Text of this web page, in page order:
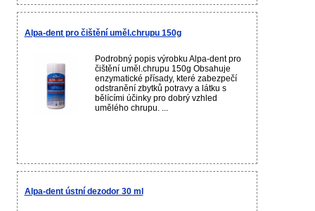
Alpa-dent pro čištění uměl.chrupu 150g
Podrobný popis výrobku Alpa-dent pro
čištění uměl.chrupu 150g Obsahuje
enzymatické přísady, které zabezpečí
odstranění zbytků potravy a látku s
bělícími účinky pro dobrý vzhled
umělého chrupu. ...
Alpa-dent ústní dezodor 30 ml